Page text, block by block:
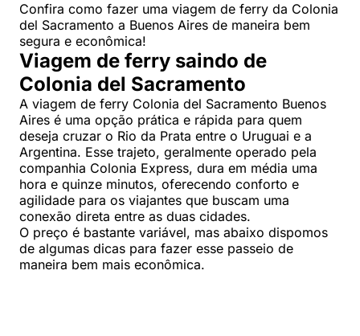
Confira como fazer uma viagem de ferry da Colonia
del Sacramento a Buenos Aires de maneira bem
segura e econômica!
Viagem de ferry saindo de
Colonia del Sacramento
A viagem de ferry Colonia del Sacramento Buenos
Aires é uma opção prática e rápida para quem
deseja cruzar o Rio da Prata entre o Uruguai e a
Argentina. Esse trajeto, geralmente operado pela
companhia Colonia Express, dura em média uma
hora e quinze minutos, oferecendo conforto e
agilidade para os viajantes que buscam uma
conexão direta entre as duas cidades.
O preço é bastante variável, mas abaixo dispomos
de algumas dicas para fazer esse passeio de
maneira bem mais econômica.